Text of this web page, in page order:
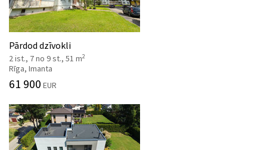
Pārdod dzīvokli
2 ist., 7 no 9 st., 51 m2
Rīga, Imanta
61 900 EUR